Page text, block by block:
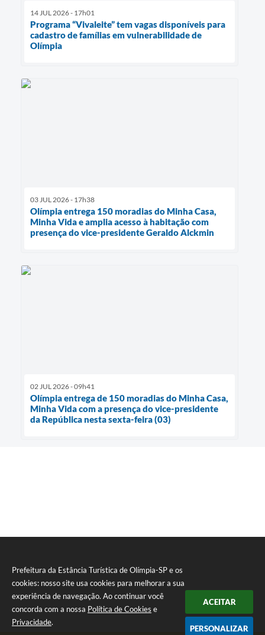
Prefeitura da Estância Turística de Olímpia-SP e os
cookies: nosso site usa cookies para melhorar a sua
experiência de navegação. Ao continuar você
concorda com a nossa Política de Cookies e
Privacidade.
ACEITAR
PERSONALIZAR
14 JUL 2026 - 17h01
Programa “Vivaleite” tem vagas disponíveis para
cadastro de famílias em vulnerabilidade de
Olímpia
03 JUL 2026 - 17h38
Olímpia entrega 150 moradias do Minha Casa,
Minha Vida e amplia acesso à habitação com
presença do vice-presidente Geraldo Alckmin
02 JUL 2026 - 09h41
Olímpia entrega de 150 moradias do Minha Casa,
Minha Vida com a presença do vice-presidente
da República nesta sexta-feira (03)